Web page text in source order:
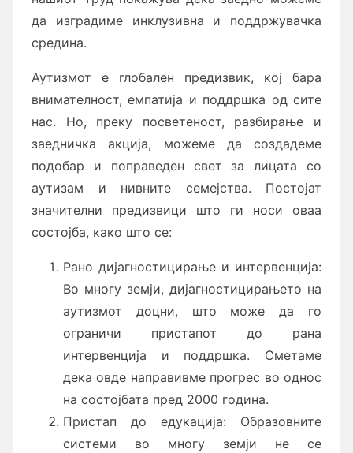
да изградиме инклузивна и поддржувачка
средина.
Аутизмот е глобален предизвик, кој бара
внимателност, емпатија и поддршка од сите
нас. Но, преку посветеност, разбирање и
заедничка акција, можеме да создадеме
подобар и поправеден свет за лицата со
аутизам и нивните семејства. Постојат
значителни предизвици што ги носи оваа
состојба, како што се:
Рано дијагностицирање и интервенција:
Во многу земји, дијагностицирањето на
аутизмот доцни, што може да го
ограничи пристапот до рана
интервенција и поддршка. Сметаме
дека овде направивме прогрес во однос
на состојбата пред 2000 година.
Пристап до едукација: Образовните
системи во многу земји не се